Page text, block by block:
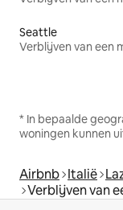
Seattle
Verblijven van een
* In bepaalde
woningen kunnen
Airbnb Italië
Verblijven van